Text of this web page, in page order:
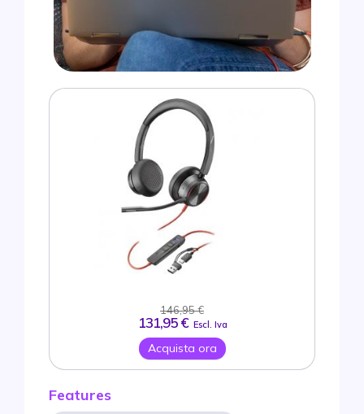
Features
146,95 €
131,95 € Escl. Iva
Acquista ora